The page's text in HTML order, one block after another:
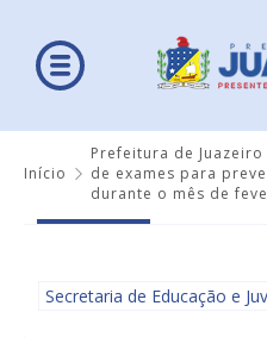
Início
Prefeitura de
de exames para
durante o mês de
Secretaria de Educação e